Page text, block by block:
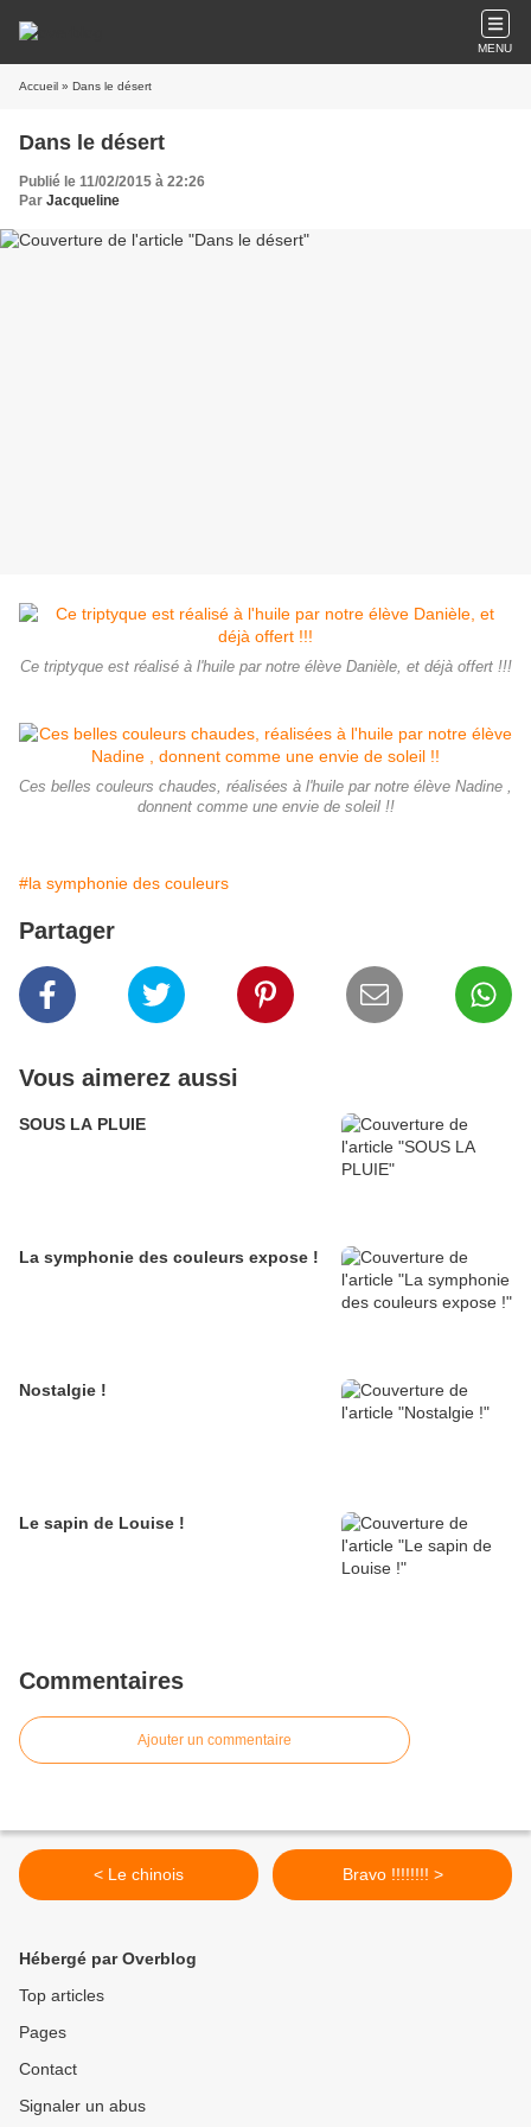
MENU
Accueil » Dans le désert
Dans le désert
Publié le 11/02/2015 à 22:26
Par Jacqueline
Ce triptyque est réalisé à l'huile par notre élève Danièle, et déjà offert !!!
Ces belles couleurs chaudes, réalisées à l'huile par notre élève Nadine ,
donnent comme une envie de soleil !!
#la symphonie des couleurs
Partager
Vous aimerez aussi
SOUS LA PLUIE
La symphonie des couleurs expose !
Nostalgie !
Le sapin de Louise !
Commentaires
Ajouter un commentaire
< Le chinois Bravo !!!!!!!! >
Hébergé par Overblog
Top articles
Pages
Contact
Signaler un abus